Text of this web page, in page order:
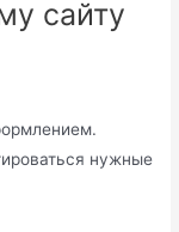
сайту
нужные